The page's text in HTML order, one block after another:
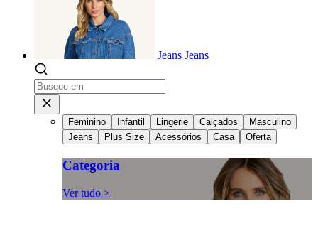
Jeans Jeans
Feminino Infantil Lingerie Calçados
Masculino
Jeans
Plus Size Acessórios Casa Oferta
Categoria
Ver tudo >